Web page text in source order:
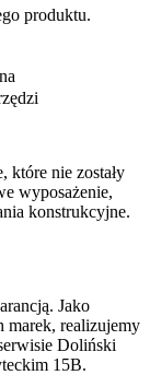
produktu.
które nie zostały
wyposażenie,
konstrukcyjne.
Jako
marek, realizujemy
Doliński
15B.